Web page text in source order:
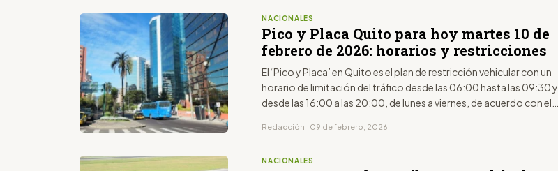
NACIONALES
Pico y Placa Quito para hoy martes 10 de
febrero de 2026: horarios y restricciones
El ‘Pico y Placa’ en Quito es el plan de restricción vehicular con un
horario de limitación del tráfico desde las 06:00 hasta las 09:30 y
desde las 16:00 a las 20:00, de lunes a viernes, de acuerdo con el
Redacción · 09 de febrero, 2026
NACIONALES